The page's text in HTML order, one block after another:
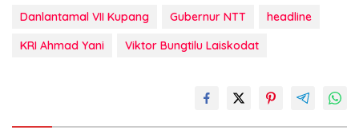
Danlantamal VII Kupang
Gubernur NTT
headline
KRI Ahmad Yani
Viktor Bungtilu Laiskodat